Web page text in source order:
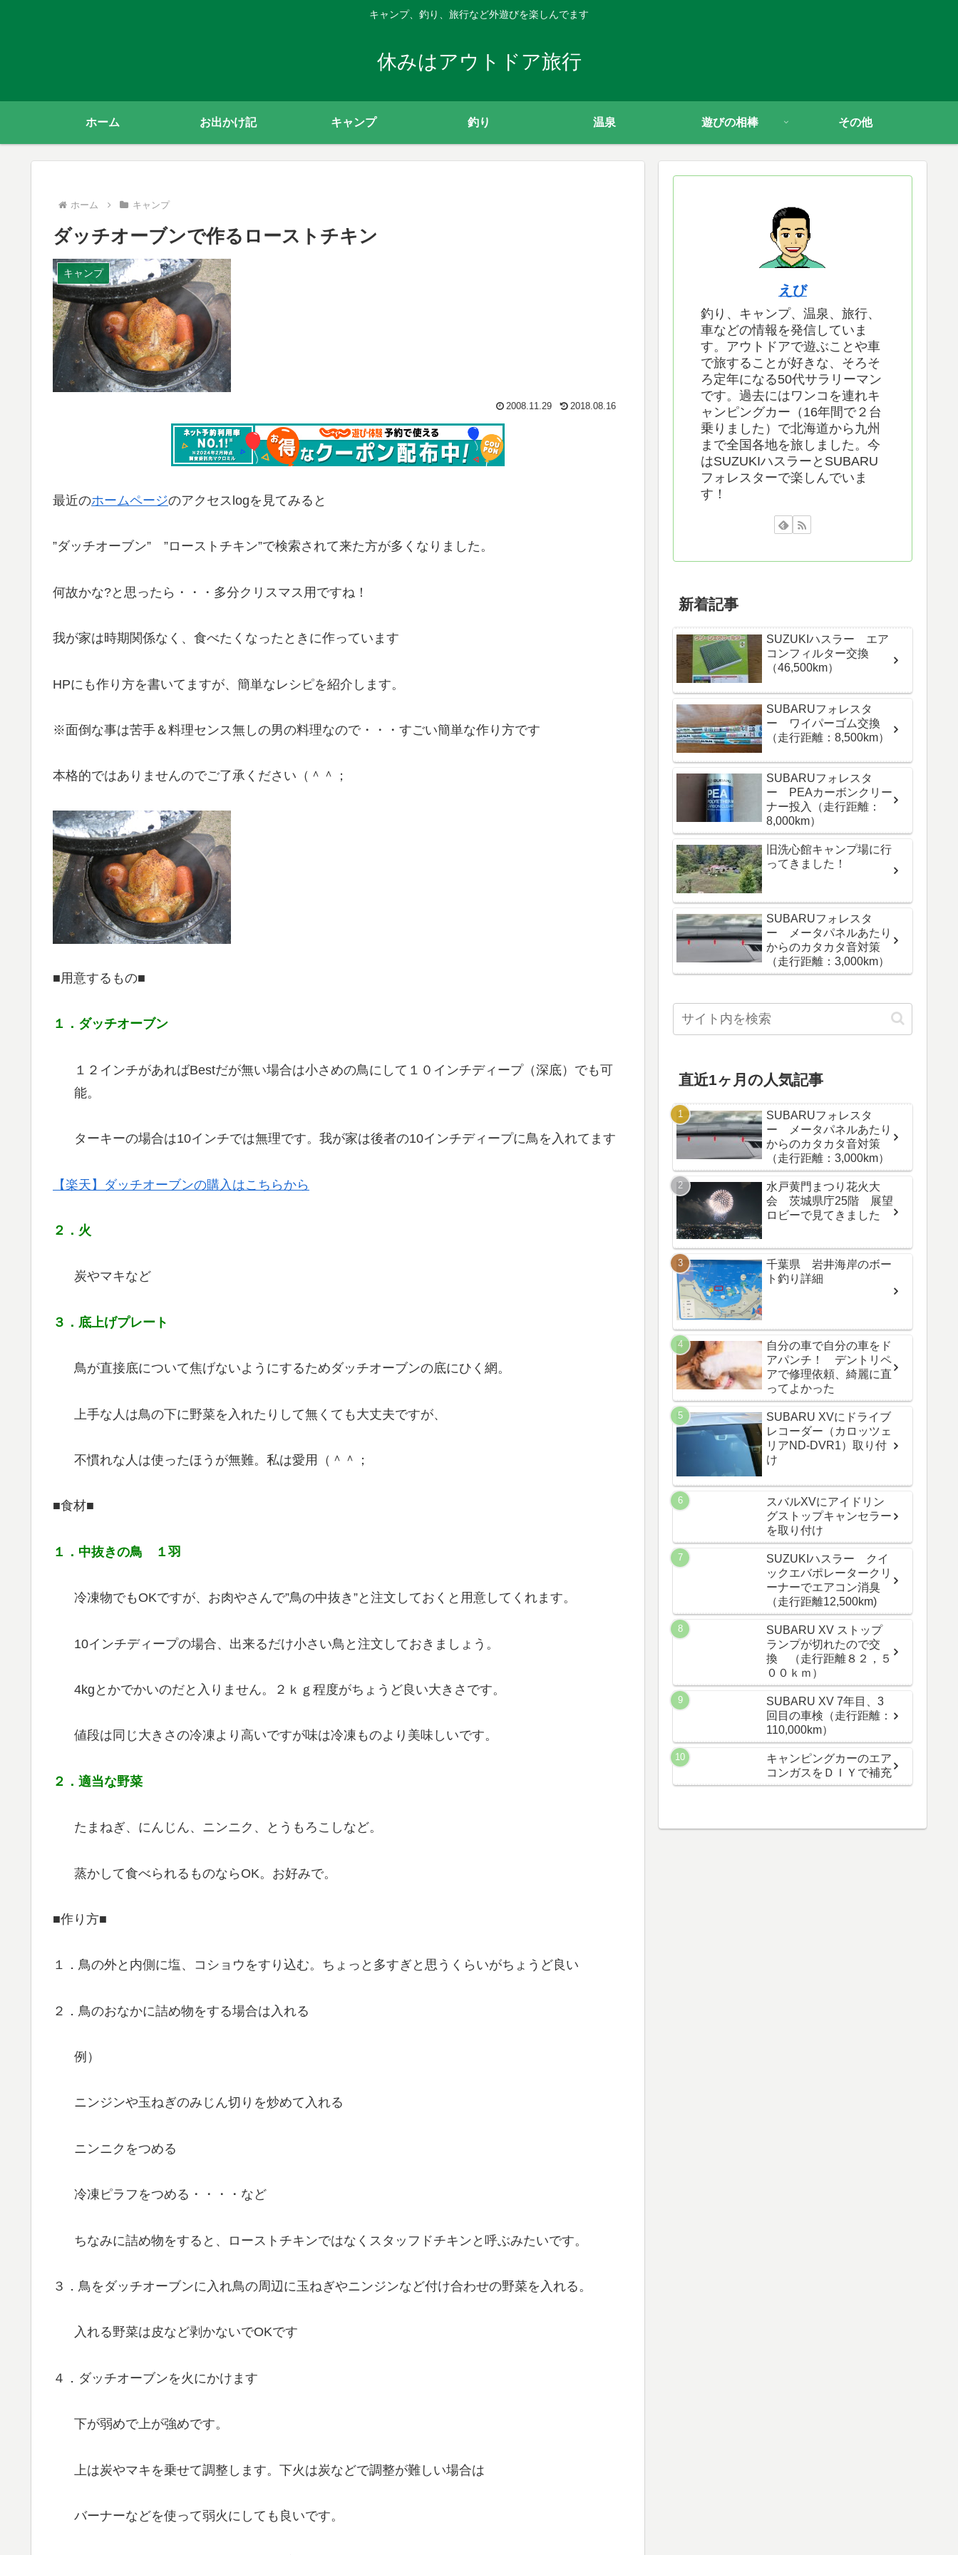
キャンプ、釣り、旅行など外遊びを楽しんでます
休みはアウトドア旅行
ホーム お出かけ記 キャンプ 釣り 温泉 遊びの相棒 その他
ホーム キャンプ
ダッチオーブンで作るローストチキン
キャンプ
2008.11.29 2018.08.16
最近のホームページのアクセスlogを見てみると
”ダッチオーブン” ”ローストチキン”で検索されて来た方が多くなりました。
何故かな?と思ったら・・・多分クリスマス用ですね！
我が家は時期関係なく、食べたくなったときに作っています
HPにも作り方を書いてますが、簡単なレシピを紹介します。
※面倒な事は苦手＆料理センス無しの男の料理なので・・・すごい簡単な作り方です
本格的ではありませんのでご了承ください（＾＾；
■用意するもの■
１．ダッチオーブン
１２インチがあればBestだが無い場合は小さめの鳥にして１０インチディープ（深底）でも可
能。
ターキーの場合は10インチでは無理です。我が家は後者の10インチディープに鳥を入れてます
【楽天】ダッチオーブンの購入はこちらから
２．火
炭やマキなど
３．底上げプレート
鳥が直接底について焦げないようにするためダッチオーブンの底にひく網。
上手な人は鳥の下に野菜を入れたりして無くても大丈夫ですが、
不慣れな人は使ったほうが無難。私は愛用（＾＾；
■食材■
１．中抜きの鳥 １羽
冷凍物でもOKですが、お肉やさんで”鳥の中抜き”と注文しておくと用意してくれます。
10インチディープの場合、出来るだけ小さい鳥と注文しておきましょう。
4kgとかでかいのだと入りません。２ｋｇ程度がちょうど良い大きさです。
値段は同じ大きさの冷凍より高いですが味は冷凍ものより美味しいです。
２．適当な野菜
たまねぎ、にんじん、ニンニク、とうもろこしなど。
蒸かして食べられるものならOK。お好みで。
■作り方■
１．鳥の外と内側に塩、コショウをすり込む。ちょっと多すぎと思うくらいがちょうど良い
２．鳥のおなかに詰め物をする場合は入れる
例）
ニンジンや玉ねぎのみじん切りを炒めて入れる
ニンニクをつめる
冷凍ピラフをつめる・・・・など
ちなみに詰め物をすると、ローストチキンではなくスタッフドチキンと呼ぶみたいです。
３．鳥をダッチオーブンに入れ鳥の周辺に玉ねぎやニンジンなど付け合わせの野菜を入れる。
入れる野菜は皮など剥かないでOKです
４．ダッチオーブンを火にかけます
下が弱めで上が強めです。
上は炭やマキを乗せて調整します。下火は炭などで調整が難しい場合は
バーナーなどを使って弱火にしても良いです。
えび
釣り、キャンプ、温泉、旅行、
車などの情報を発信していま
す。アウトドアで遊ぶことや車
で旅することが好きな、そろそ
ろ定年になる50代サラリーマン
です。過去にはワンコを連れキ
ャンピングカー（16年間で２台
乗りました）で北海道から九州
まで全国各地を旅しました。今
はSUZUKIハスラーとSUBARU
フォレスターで楽しんでいま
す！
新着記事
SUZUKIハスラー エア
コンフィルター交換
（46,500km）
SUBARUフォレスタ
ー ワイパーゴム交換
（走行距離：8,500km）
SUBARUフォレスタ
ー PEAカーボンクリー
ナー投入（走行距離：
8,000km）
旧洗心館キャンプ場に行
ってきました！
SUBARUフォレスタ
ー メータパネルあたり
からのカタカタ音対策
（走行距離：3,000km）
直近1ヶ月の人気記事
SUBARUフォレスタ
ー メータパネルあたり
からのカタカタ音対策
（走行距離：3,000km）
水戸黄門まつり花火大
会 茨城県庁25階 展望
ロビーで見てきました
千葉県 岩井海岸のボー
ト釣り詳細
自分の車で自分の車をド
アパンチ！ デントリペ
アで修理依頼、綺麗に直
ってよかった
SUBARU XVにドライブ
レコーダー（カロッツェ
リアND-DVR1）取り付
け
スバルXVにアイドリン
グストップキャンセラー
を取り付け
SUZUKIハスラー クイ
ックエバポレータークリ
ーナーでエアコン消臭
（走行距離12,500km)
SUBARU XV ストップ
ランプが切れたので交
換 （走行距離８２，５
００ｋｍ）
SUBARU XV 7年目、3
回目の車検（走行距離：
110,000km）
キャンピングカーのエア
コンガスをＤＩＹで補充